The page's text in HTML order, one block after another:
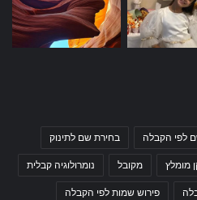
לפי הקבלה בחירת שם לתינוק
מומלץ מקובל נומרולוגיה קבלית
פירוש שמות לפי הקבלה